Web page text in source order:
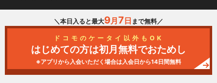
＼本日入ると最大9月 7 日 まで無料／
ドコモのケータイ以外もOK
はじめての方は初月無料でおためし
※アプリから入会いただく場合は入会日から14日間無料